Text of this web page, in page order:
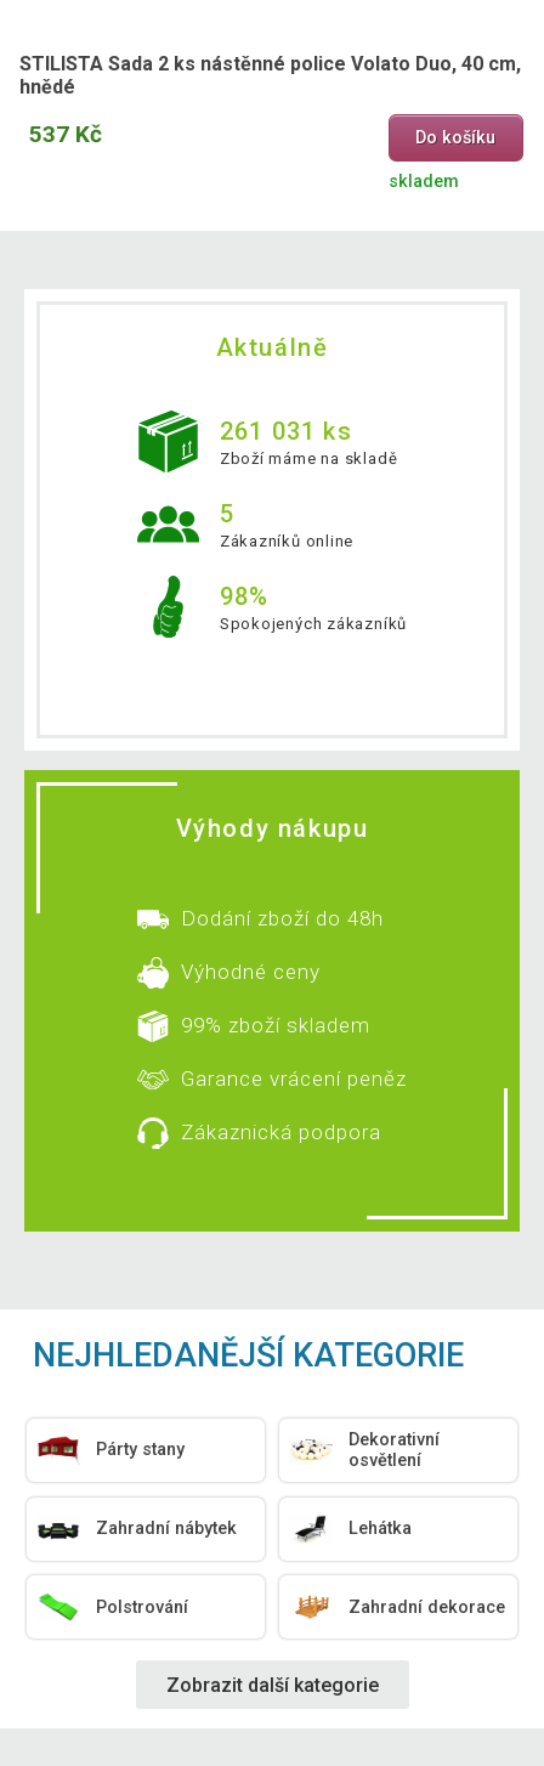
STILISTA Sada 2 ks nástěnné police Volato Duo, 40 cm,
hnědé
537 Kč Do košíku
skladem
Aktuálně
261 031 ks
Zboží máme na skladě
5
Zákazníků online
98%
Spokojených zákazníků
Výhody nákupu
Dodání zboží do 48h
Výhodné ceny
99% zboží skladem
Garance vrácení peněz
Zákaznická podpora
NEJHLEDANĚJŠÍ KATEGORIE
Párty stany
Dekorativní
osvětlení
Zahradní nábytek Lehátka
Polstrování Zahradní dekorace
Zobrazit další kategorie